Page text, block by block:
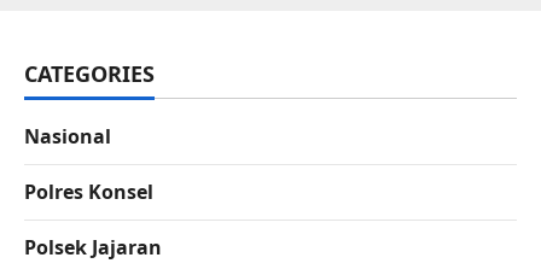
CATEGORIES
Nasional
Polres Konsel
Polsek Jajaran